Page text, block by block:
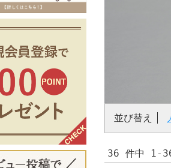
並び替え
36 件中 1-